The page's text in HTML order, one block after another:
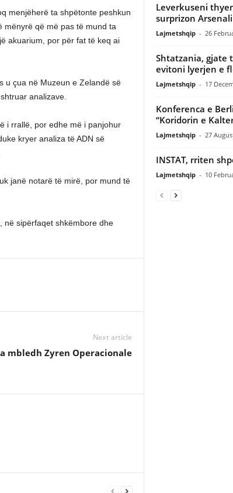
menjëherë ta shpëtonte peshkun
mënyrë që më pas të mund ta
akuarium, por për fat të keq ai
u çua në Muzeun e Zelandë së
analizave.
i rrallë, por edhe më i panjohur
kryer analiza të ADN së
janë notarë të mirë, por mund të
në sipërfaqet shkëmbore dhe
Next article
mbledh Zyren Operacionale
Leverkuseni
surprizon
Lajmetshqip - 26
Shtatzania, gjate
evitoni lyerjen e
Lajmetshqip - 17
Konferenca e
“Koridorin e
Lajmetshqip - 27
INSTAT, rriten
Lajmetshqip - 10